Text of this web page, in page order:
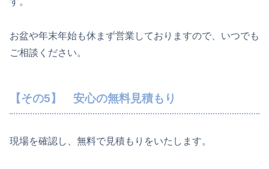
お盆や年末年始も休まず営業しておりますので、いつでも
ご相談ください。
【その5】 安心の無料見積もり
現場を確認し、無料で見積もりをいたします。